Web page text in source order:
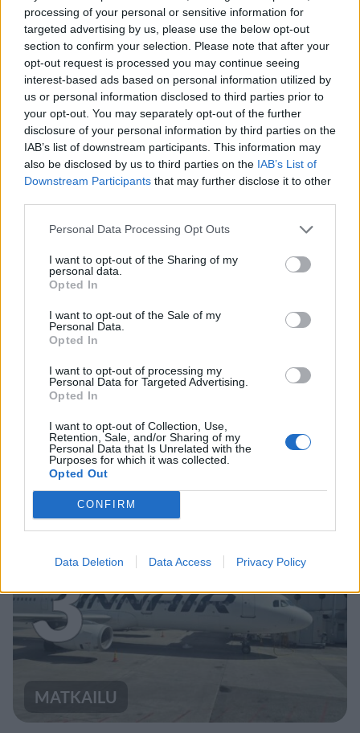
processing of your personal or sensitive information for
targeted advertising by us, please use the below opt-out
section to confirm your selection. Please note that after your
opt-out request is processed you may continue seeing
interest-based ads based on personal information utilized by
us or personal information disclosed to third parties prior to
your opt-out. You may separately opt-out of the further
disclosure of your personal information by third parties on the
IAB’s list of downstream participants. This information may
also be disclosed by us to third parties on the IAB’s List of
Downstream Participants that may further disclose it to other
Personal Data Processing Opt Outs
I want to opt-out of the Sharing of my
personal data.
Opted In
I want to opt-out of the Sale of my
Personal Data.
Opted In
I want to opt-out of processing my
Personal Data for Targeted Advertising.
Opted In
I want to opt-out of Collection, Use,
Retention, Sale, and/or Sharing of my
Personal Data that Is Unrelated with the
Purposes for which it was collected.
Opted Out
CONFIRM
Data Deletion Data Access Privacy Policy
UUTISET
Leskeneläke ei kuulu kaikille –
Kela muistuttaa tärkeästä
ikärajasta
2
UUTISET
Työnantaja ei hyväksynyt
etälääkärin
sairauslomatodistuksia – neljälle
ei maksettu sairausajan palkkaa
3
MATKAILU